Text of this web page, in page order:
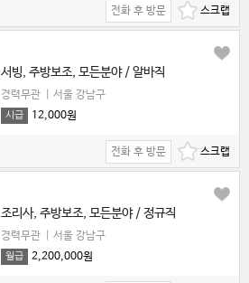
전화 후 방문
서빙, 주방보조, 모든분야 / 알바직
경력무관 서울 강남구
시급 12,000원
전화 후 방문
조리사, 주방보조, 모든분야 / 정규직
경력무관 서울 강남구
월급 2,200,000원